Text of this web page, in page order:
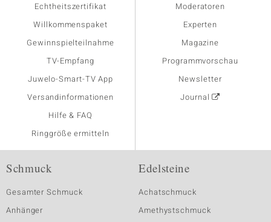
Echtheitszertifikat
Willkommenspaket
Gewinnspielteilnahme
TV-Empfang
Juwelo-Smart-TV App
Versandinformationen
Hilfe & FAQ
Ringgröße ermitteln
Moderatoren
Experten
Magazine
Programmvorschau
Newsletter
Journal
Schmuck
Gesamter Schmuck
Anhänger
Edelsteine
Achatschmuck
Amethystschmuck